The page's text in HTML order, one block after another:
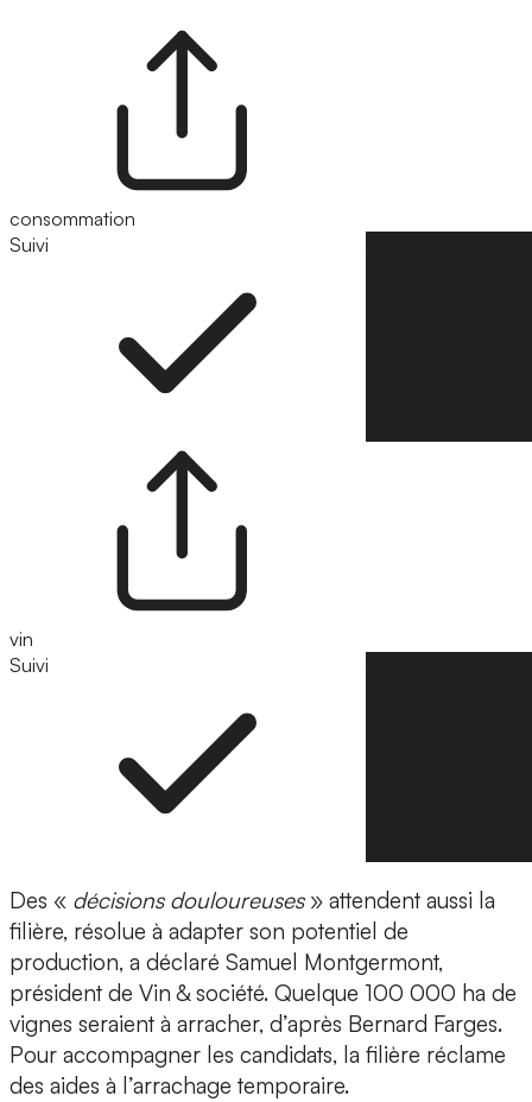
consommation
Suivi
vin
Suivi
Des « décisions douloureuses» attendent aussi la
filière, résolue à adapter son potentiel de
production, a déclaré Samuel Montgermont,
président de Vin & société. Quelque 100 000 ha de
vignes seraient à arracher, d’après Bernard Farges.
Pour accompagner les candidats, la filière réclame
des aides à l’arrachage temporaire.